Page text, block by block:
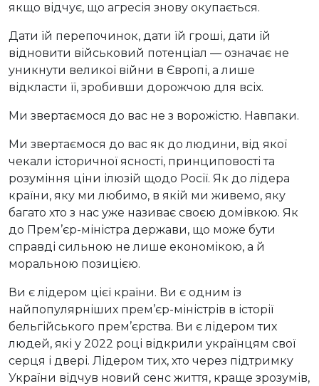
якщо відчує, що агресія знову окупається.
Дати їй перепочинок, дати їй гроші, дати їй
відновити військовий потенціал — означає не
уникнути великої війни в Європі, а лише
відкласти її, зробивши дорожчою для всіх.
Ми звертаємося до вас не з ворожістю. Навпаки.
Ми звертаємося до вас як до людини, від якої
чекали історичної ясності, принциповості та
розуміння ціни ілюзій щодо Росії. Як до лідера
країни, яку ми любимо, в якій ми живемо, яку
багато хто з нас уже називає своєю домівкою. Як
до Прем’єр-міністра держави, що може бути
справді сильною не лише економікою, а й
моральною позицією.
Ви є лідером цієї країни. Ви є одним із
найпопулярніших прем’єр-міністрів в історії
бельгійського прем’єрства. Ви є лідером тих
людей, які у 2022 році відкрили українцям свої
серця і двері. Лідером тих, хто через підтримку
України відчув новий сенс життя, краще зрозумів,